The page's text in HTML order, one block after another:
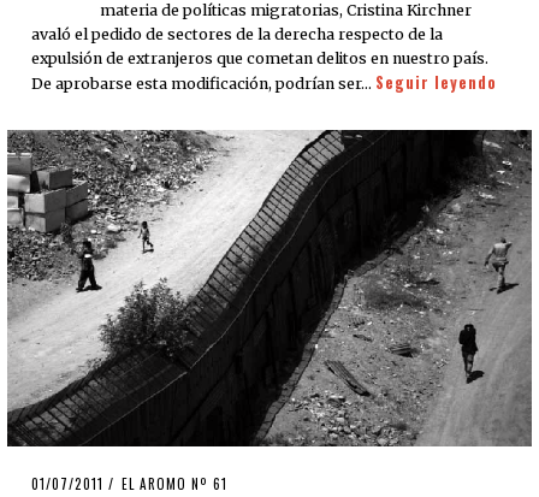
materia de políticas migratorias, Cristina Kirchner
avaló el pedido de sectores de la derecha respecto de la
expulsión de extranjeros que cometan delitos en nuestro país.
De aprobarse esta modificación, podrían ser… Seguir leyendo
POSTED
01/07/2011 12/09/2020
EL AROMO Nº 61